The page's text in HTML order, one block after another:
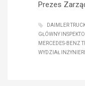
Prezes
DAIMLER
GŁÓWNY
MERCEDES-BENZ
WYDZIAŁ